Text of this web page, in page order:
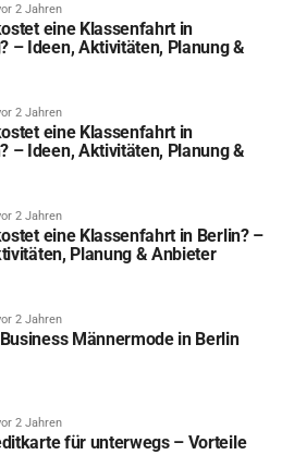
2 Jahren
eine Klassenfahrt in
– Ideen, Aktivitäten, Planung &
2 Jahren
eine Klassenfahrt in
– Ideen, Aktivitäten, Planung &
2 Jahren
eine Klassenfahrt in Berlin? –
Planung & Anbieter
2 Jahren
Männermode in Berlin
2 Jahren
für unterwegs – Vorteile